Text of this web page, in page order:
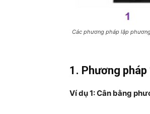
Các phương pháp lập
1. Phương pháp
Ví dụ 1: Cân bằng